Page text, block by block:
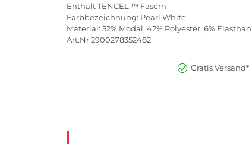
Enthält TENCEL ™ Fasern
Farbbezeichnung: Pearl White
Material: 52% Modal, 42% Polyester, 6% Elasthan
Art.Nr:2900278352482
Gratis Versand*